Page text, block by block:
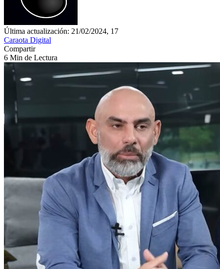
Última actualización: 21/02/2024, 17
Caraota Digital
Compartir
6 Min de Lectura